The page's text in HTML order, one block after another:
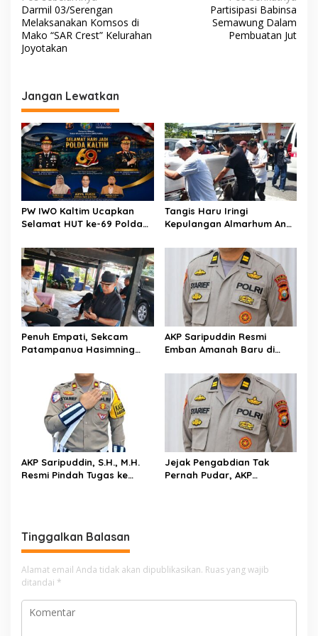
r
i
"
a
v
i
a
s
i
p
o
s
Darmil 03/Serengan
Melaksanakan Komsos di
Mako “SAR Crest” Kelurahan
Joyotakan
Partisipasi Babinsa
Semawung Dalam
Pembuatan Jut
Jangan Lewatkan
PW IWO Kaltim Ucapkan
Selamat HUT ke-69 Polda
Sinergi Polisi dan Media
Tangis Haru Iringi
Kepulangan Almarhum Andi
Patampanua Muhammad
Ja’far Turun Langsung
Mengangkat Jenazah di
Rumah Duka
Penuh Empati, Sekcam
Patampanua Hasimning
Andi Paliwangi, Hadir
Menguatkan Keluarga Yang
Berduka
AKP Saripuddin Resmi
Emban Amanah Baru di
Tinggalkan Jejak
Pengabdian di Polres Barru
AKP Saripuddin, S.H., M.H.
Resmi Pindah Tugas ke
Jejak Pengabdian Tak
Pernah Pudar, AKP
Tinggalkan Balasan
Alamat email Anda tidak akan dipublikasikan. Ruas yang wajib
ditandai *